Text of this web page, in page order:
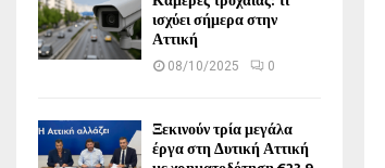
ισχύει σήμερα στην
Αττική
08/10/2025 0
Ξεκινούν τρία μεγάλα
έργα στη Δυτική Αττική